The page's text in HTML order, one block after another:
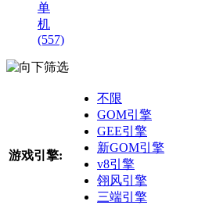
单
机
(557)
筛选
游戏引擎:
不限
GOM引擎
GEE引擎
新GOM引擎
v8引擎
翎风引擎
三端引擎